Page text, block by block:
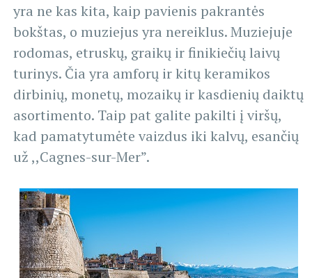
yra ne kas kita, kaip pavienis pakrantės
bokštas, o muziejus yra nereiklus. Muziejuje
rodomas, etruskų, graikų ir finikiečių laivų
turinys. Čia yra amforų ir kitų keramikos
dirbinių, monetų, mozaikų ir kasdienių daiktų
asortimento. Taip pat galite pakilti į viršų,
kad pamatytumėte vaizdus iki kalvų, esančių
už ,,Cagnes-sur-Mer”.